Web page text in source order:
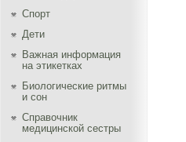
Спорт
Дети
Важная информация
на этикетках
Биологические ритмы
и сон
Справочник
медицинской сестры